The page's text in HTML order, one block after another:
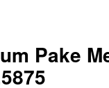
Pake